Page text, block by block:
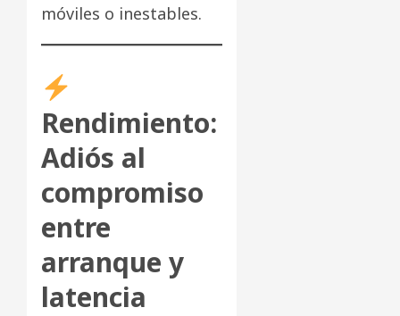
móviles o inestables.
Rendimiento:
Adiós al
compromiso
entre
arranque y
latencia